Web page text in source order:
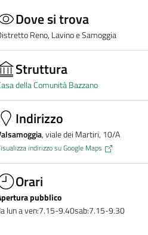
Dove si trova
Reno, Lavino e Samoggia
Struttura
della Comunità Bazzano
Indirizzo
, viale dei Martiri, 10/A
indirizzo su Google Maps
Orari
pubblico
lun a ven:7.15-9.40sab:7.15-9.30